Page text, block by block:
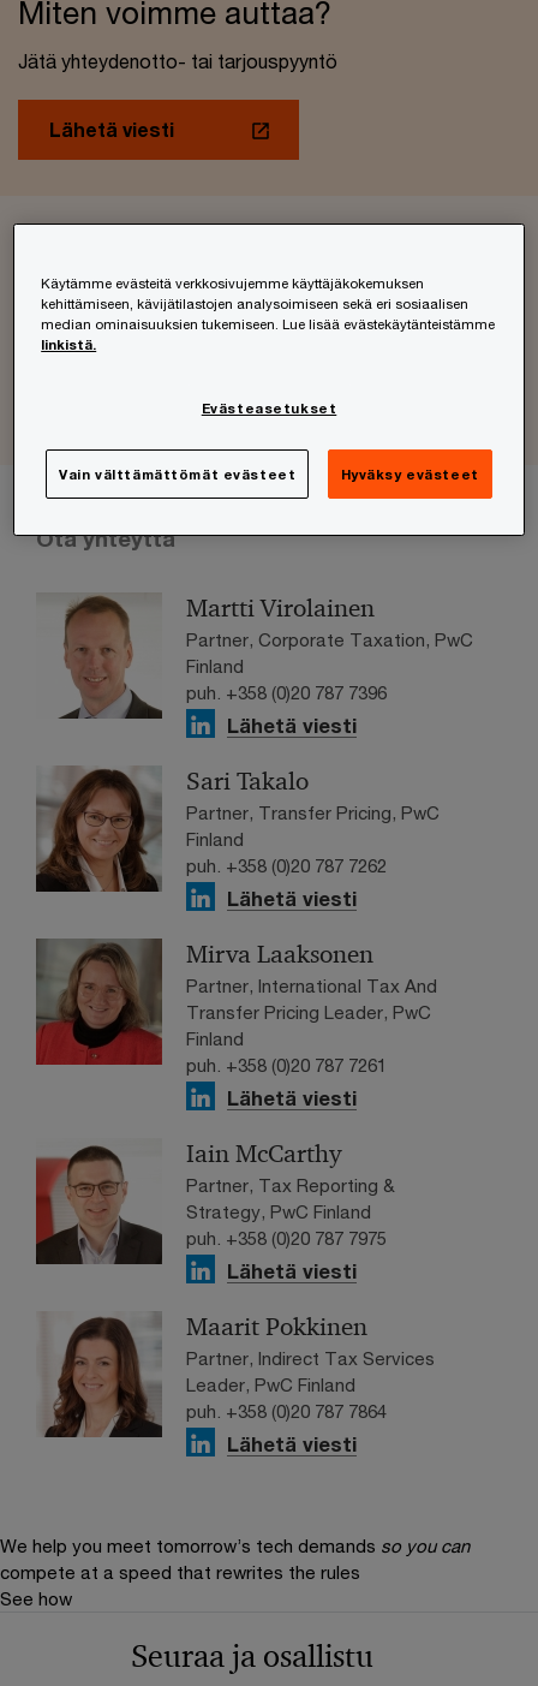
Miten voimme auttaa?
Jätä yhteydenotto- tai tarjouspyyntö
Lähetä viesti
Lue asiantuntijoidemme näkemyksiä verotuksen
ajankohtaisista aiheista
Ota yhteyttä
Martti Virolainen
Partner, Corporate Taxation, PwC
Finland
puh. +358 (0)20 787 7396
Lähetä viesti
Sari Takalo
Partner, Transfer Pricing, PwC
Finland
puh. +358 (0)20 787 7262
Lähetä viesti
Mirva Laaksonen
Partner, International Tax And
Transfer Pricing Leader, PwC
Finland
puh. +358 (0)20 787 7261
Lähetä viesti
Iain McCarthy
Partner, Tax Reporting &
Strategy, PwC Finland
puh. +358 (0)20 787 7975
Lähetä viesti
Maarit Pokkinen
Partner, Indirect Tax Services
Leader, PwC Finland
puh. +358 (0)20 787 7864
Lähetä viesti
We help you meet tomorrow’s tech demands so you can
compete at a speed that rewrites the rules
See how
Seuraa ja osallistu
Käytämme evästeitä verkkosivujemme käyttäjäkokemuksen
kehittämiseen, kävijätilastojen analysoimiseen sekä eri sosiaalisen
median ominaisuuksien tukemiseen. Lue lisää evästekäytänteistämme
linkistä.
Evästeasetukset
Vain välttämättömät evästeet Hyväksy evästeet